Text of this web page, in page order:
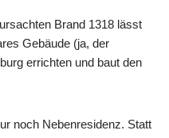
Brand 1318 lässt
Gebäude (ja, der
errichten und baut den
noch Nebenresidenz. Statt